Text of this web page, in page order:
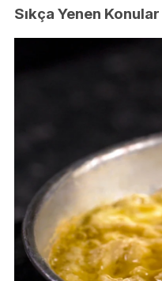
Sıkça Yenen Konular